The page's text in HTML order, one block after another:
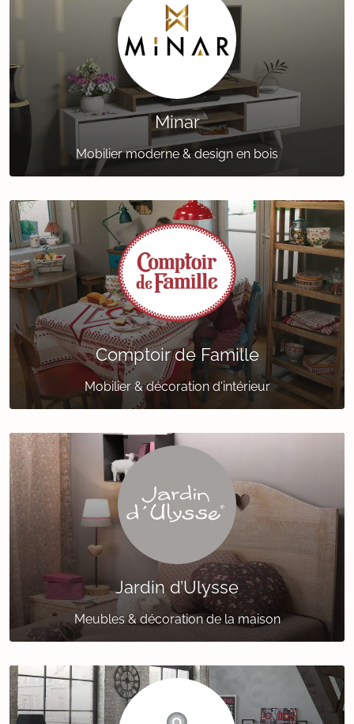
Minar
Mobilier moderne & design en bois
Comptoir de Famille
Mobilier & décoration d'intérieur
Jardin d’Ulysse
Meubles & décoration de la maison